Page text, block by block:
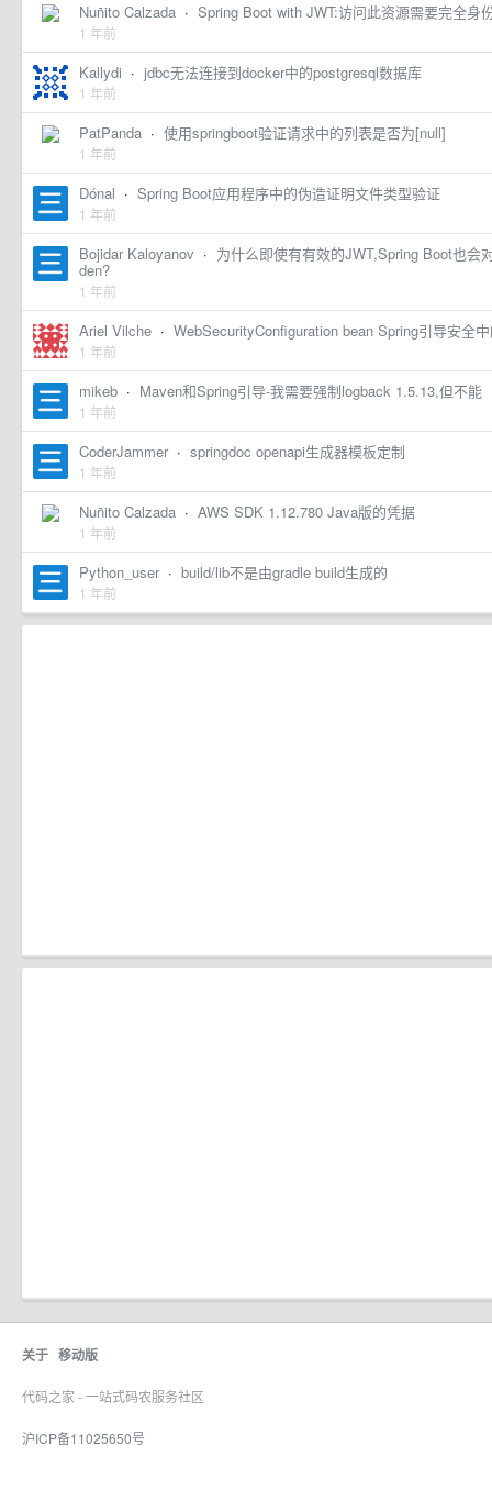
Nuñito Calzada · Spring Boot with JWT:访问此资源需要完全身
1 年前
Kallydi · jdbc无法连接到docker中的postgresql数据库
1 年前
PatPanda · 使用springboot验证请求中的列表是否为[null]
1 年前
Dónal · Spring Boot应用程序中的伪造证明文件类型验证
1 年前
Bojidar Kaloyanov · 为什么即使有有效的JWT,Spring Boot也会
den?
1 年前
Ariel Vilche · WebSecurityConfiguration bean Spring引导安全
1 年前
mikeb · Maven和Spring引导-我需要强制logback 1.5.13,但不能
1 年前
CoderJammer · springdoc openapi生成器模板定制
1 年前
Nuñito Calzada · AWS SDK 1.12.780 Java版的凭据
1 年前
Python_user · build/lib不是由gradle build生成的
1 年前
关于 移动版
代码之家 - 一站式码农服务社区
沪ICP备11025650号